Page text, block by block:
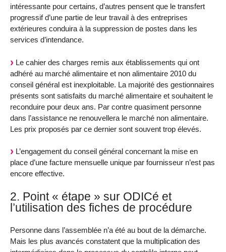
intéressante pour certains, d’autres pensent que le transfert
progressif d’une partie de leur travail à des entreprises
extérieures conduira à la suppression de postes dans les
services d’intendance.
Le cahier des charges remis aux établissements qui ont
adhéré au marché alimentaire et non alimentaire 2010 du
conseil général est inexploitable. La majorité des gestionnaires
présents sont satisfaits du marché alimentaire et souhaitent le
reconduire pour deux ans. Par contre quasiment personne
dans l’assistance ne renouvellera le marché non alimentaire.
Les prix proposés par ce dernier sont souvent trop élevés.
L’engagement du conseil général concernant la mise en
place d’une facture mensuelle unique par fournisseur n’est pas
encore effective.
2. Point « étape » sur ODICé et
l’utilisation des fiches de procédure
Personne dans l’assemblée n’a été au bout de la démarche.
Mais les plus avancés constatent que la multiplication des